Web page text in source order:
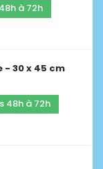
à 72h
30 x 45 cm
48h à 72h